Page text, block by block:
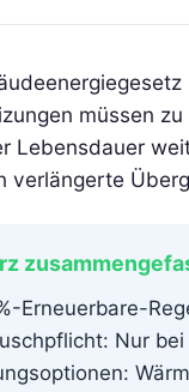
müssen
Lebensdauer
verlängerte
Erneuerbare-
Nur